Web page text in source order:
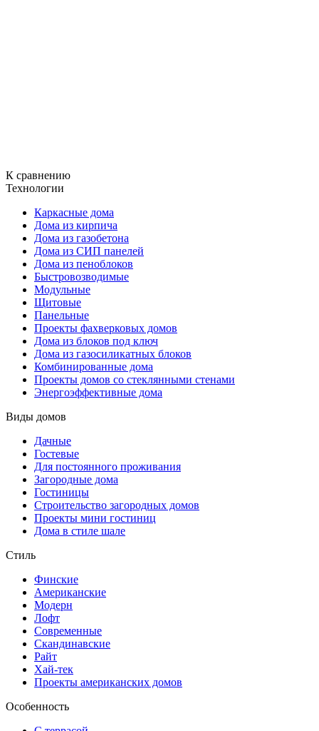
К сравнению
Технологии
Каркасные дома
Дома из кирпича
Дома из газобетона
Дома из СИП панелей
Дома из пеноблоков
Быстровозводимые
Модульные
Щитовые
Панельные
Проекты фахверковых домов
Дома из блоков под ключ
Дома из газосиликатных блоков
Комбинированные дома
Проекты домов со стеклянными стенами
Энергоэффективные дома
Виды домов
Дачные
Гостевые
Для постоянного проживания
Загородные дома
Гостиницы
Строительство загородных домов
Проекты мини гостиниц
Дома в стиле шале
Стиль
Финские
Американские
Модерн
Лофт
Современные
Скандинавские
Райт
Хай-тек
Проекты американских домов
Особенность